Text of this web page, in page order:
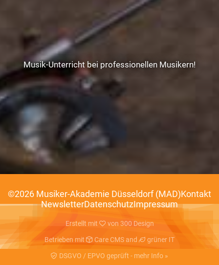
Musik-Unterricht bei professionellen Musikern!
©2026 Musiker-Akademie Düsseldorf (MAD)Kontakt
NewsletterDatenschutzImpressum
Erstellt mit von 300 Design
Betrieben mit Care CMSand grüner IT
DSGVO / EPVO geprüft - mehr Info »